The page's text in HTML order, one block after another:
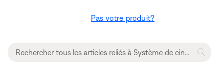
Pas votre produit?